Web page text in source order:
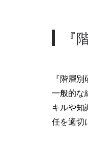
『
『階層
一般的な
キルや知
任を適切